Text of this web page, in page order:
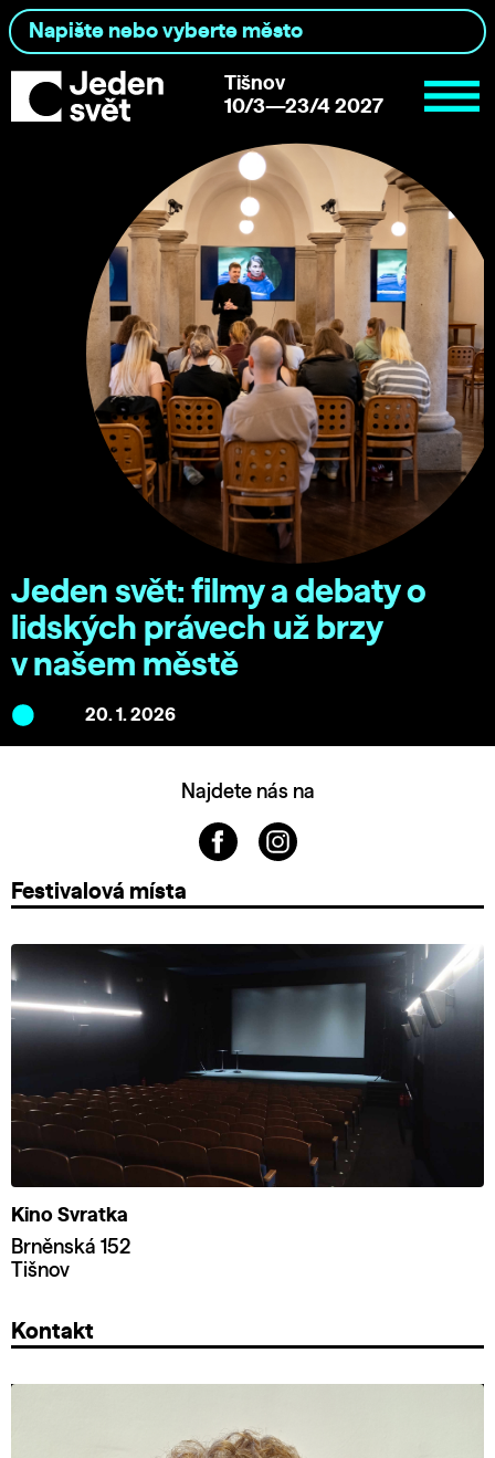
Tišnov
10/3—23/4 2027
Jeden svět: filmy a debaty o
lidských právech už brzy
v našem městě
20. 1. 2026
Najdete nás na
Festivalová místa
Kino Svratka
Brněnská 152
Tišnov
Kontakt